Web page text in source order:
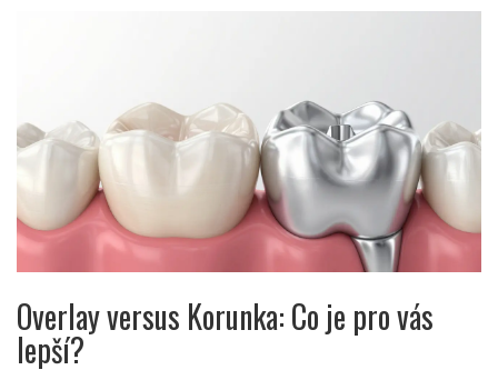
Overlay versus Korunka: Co je pro vás
lepší?